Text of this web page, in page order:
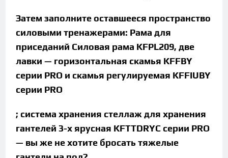
Затем заполните оставшееся пространство
силовыми тренажерами: Рама для
приседаний Силовая рама KFPL209, две
лавки — горизонтальная скамья KFFBY
серии PRO и скамья регулируемая KFFIUBY
серии PRO
; система хранения стеллаж для хранения
гантелей 3-х ярусная KFTTDRYC серии PRO
— вы же не хотите бросать тяжелые